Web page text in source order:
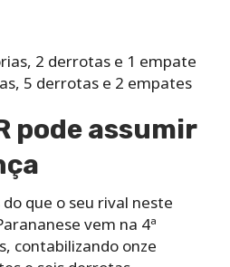
2 derrotas e 1 empate
5 derrotas e 2 empates
pode assumir
que o seu rival neste
vem na 4ª
contabilizando onze